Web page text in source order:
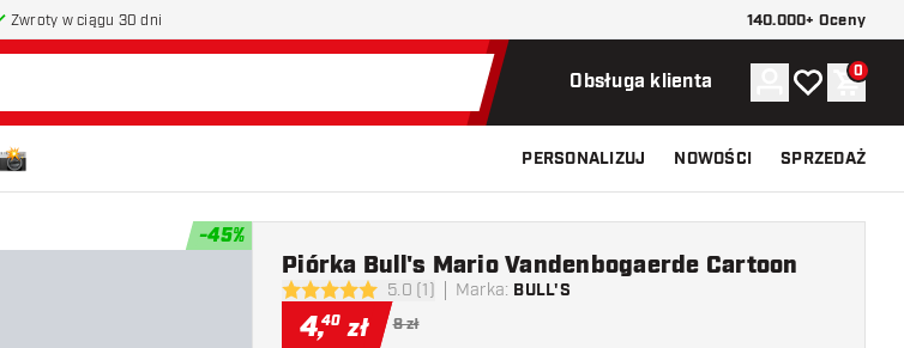
Zwroty w ciągu 30 dni 140.000+ Oceny
Obsługa klienta Konto
Moja listaKoszyk
0
PERSONALIZUJ NOWOŚCI SPRZEDAŻ
-45%
5 gwiazdki oceny5.0 (1) Marka: BULL'S
Piórka Bull's Mario Vandenbogaerde Cartoon
4,40 zł 8 zł